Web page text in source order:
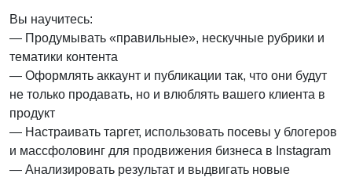
Вы научитесь:
— Продумывать «правильные», нескучные рубрики и
тематики контента
— Оформлять аккаунт и публикации так, что они будут
не только продавать, но и влюблять вашего клиента в
продукт
— Настраивать таргет, использовать посевы у блогеров
и массфоловинг для продвижения бизнеса в Instagram
— Анализировать результат и выдвигать новые